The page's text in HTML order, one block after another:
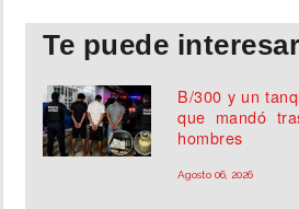
Te puede interesar
B/300 y un
que mandó
hombres
Agosto 06, 2026